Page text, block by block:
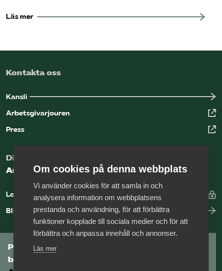
Läs mer
Kontakta oss
Kansli
Arbetsgivarjouren
Press
Digital kunskapsbank för arbetsgivare
Arbetsgivarguiden
Logga in
Bli medlem
Prenumerera på Tågföretagens
branschnyhetsbrev
Om cookies på denna webbplats
Vi använder cookies för att samla in och
analysera information om webbplatsens
prestanda och användning, för att förbättra
funktioner kopplade till sociala medier och för att
förbättra och anpassa innehåll och annonser.
Läs mer